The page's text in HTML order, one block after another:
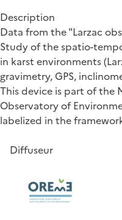
Description
Data from the "Larzac
Study of the spatio-
in karst environments
gravimetry, GPS,
This device is part of the
Observatory of
labelized in the
Diffuseur